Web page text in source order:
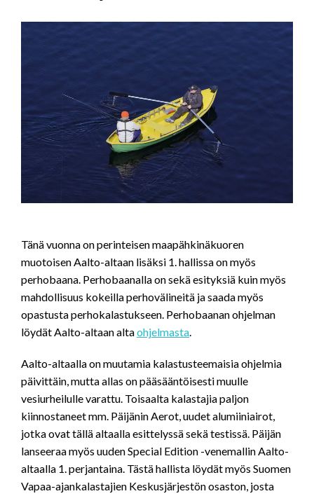
Tänä vuonna on perinteisen maapähkinäkuoren
muotoisen Aalto-altaan lisäksi 1. hallissa on myös
perhobaana. Perhobaanalla on sekä esityksiä kuin myös
mahdollisuus kokeilla perhovälineitä ja saada myös
opastusta perhokalastukseen. Perhobaanan ohjelman
löydät Aalto-altaan altaohjelmasta.
Aalto-altaalla on muutamia kalastusteemaisia ohjelmia
päivittäin, mutta allas on pääsääntöisesti muulle
vesiurheilulle varattu. Toisaalta kalastajia paljon
kiinnostaneet mm. Päijänin Aerot, uudet alumiiniairot,
jotka ovat tällä altaalla esittelyssä sekä testissä. Päijän
lanseeraa myös uuden Special Edition -venemallin Aalto-
altaalla 1. perjantaina. Tästä hallista löydät myös Suomen
Vapaa-ajankalastajien Keskusjärjestön osaston, josta